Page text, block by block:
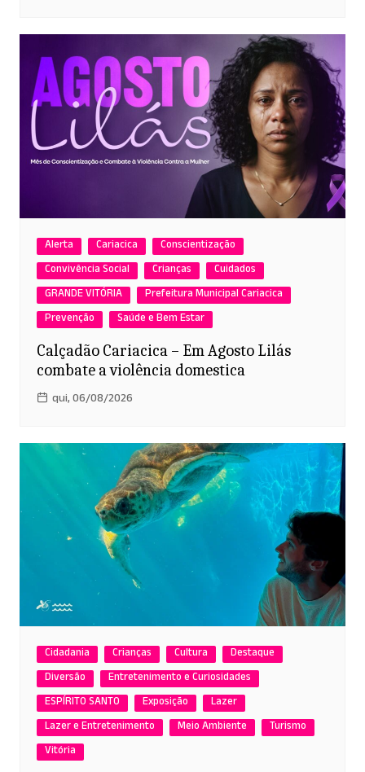
Alerta Cariacica
Conscientização
Convivência Social
Crianças
Cuidados
GRANDE VITÓRIA
Prefeitura Municipal Cariacica
Prevenção
Saúde e Bem Estar
Calçadão Cariacica – Em Agosto Lilás
combate a violência domestica
qui, 06/08/2026
Cidadania Crianças Cultura
Destaque
Diversão
Entretenimento e Curiosidades
ESPÍRITO SANTO
Exposição
Lazer
Lazer e Entretenimento
Meio Ambiente
Turismo
Vitória